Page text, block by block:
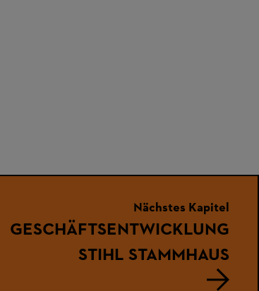
Nächstes Kapitel
GESCHÄFTS­ENTWICKLUNG
STIHL STAMMHAUS